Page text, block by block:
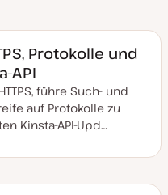
Protokolle und
API
führe Such- und
auf Protokolle zu
Kinsta-API-Upd…